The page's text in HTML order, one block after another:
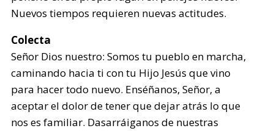
Nuevos tiempos requieren nuevas actitudes.
Colecta
Señor Dios nuestro: Somos tu pueblo en marcha,
caminando hacia ti con tu Hijo Jesús que vino
para hacer todo nuevo. Enséñanos, Señor, a
aceptar el dolor de tener que dejar atrás lo que
nos es familiar. Dasarráiganos de nuestras